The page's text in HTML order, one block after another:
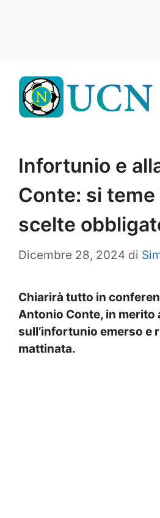
contenuto
Infortunio e
Conte: si
scelte
Dicembre 28, 2024 di
Chiarirà tutto in
Antonio Conte, in merito
sull’infortunio emerso e
mattinata.